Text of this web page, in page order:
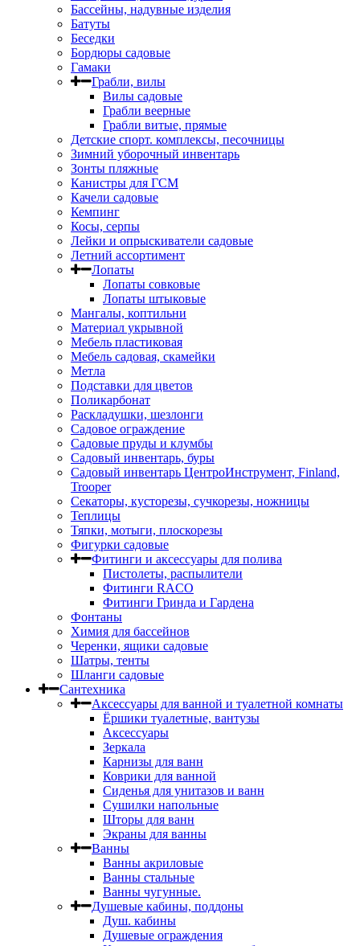
Бассейны, надувные изделия
Батуты
Беседки
Бордюры садовые
Гамаки
Грабли, вилы
Вилы садовые
Грабли веерные
Грабли витые, прямые
Детские спорт. комплексы, песочницы
Зимний уборочный инвентарь
Зонты пляжные
Канистры для ГСМ
Качели садовые
Кемпинг
Косы, серпы
Лейки и опрыскиватели садовые
Летний ассортимент
Лопаты
Лопаты совковые
Лопаты штыковые
Мангалы, коптильни
Материал укрывной
Мебель пластиковая
Мебель садовая, скамейки
Метла
Подставки для цветов
Поликарбонат
Раскладушки, шезлонги
Садовое ограждение
Садовые пруды и клумбы
Садовый инвентарь, буры
Садовый инвентарь ЦентроИнструмент, Finland,
Trooper
Секаторы, кусторезы, сучкорезы, ножницы
Теплицы
Тяпки, мотыги, плоскорезы
Фигурки садовые
Фитинги и аксессуары для полива
Пистолеты, распылители
Фитинги RACO
Фитинги Гринда и Гардена
Фонтаны
Химия для бассейнов
Черенки, ящики садовые
Шатры, тенты
Шланги садовые
Сантехника
Аксессуары для ванной и туалетной комнаты
Ёршики туалетные, вантузы
Аксессуары
Зеркала
Карнизы для ванн
Коврики для ванной
Сиденья для унитазов и ванн
Сушилки напольные
Шторы для ванн
Экраны для ванны
Ванны
Ванны акриловые
Ванны стальные
Ванны чугунные.
Душевые кабины, поддоны
Душ. кабины
Душевые ограждения